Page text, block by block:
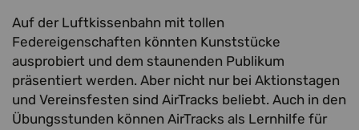
Auf der Luftkissenbahn mit tollen
Federeigenschaften könnten Kunststücke
ausprobiert und dem staunenden Publikum
präsentiert werden. Aber nicht nur bei Aktionstagen
und Vereinsfesten sind AirTracks beliebt. Auch in den
Übungsstunden können AirTracks als Lernhilfe für